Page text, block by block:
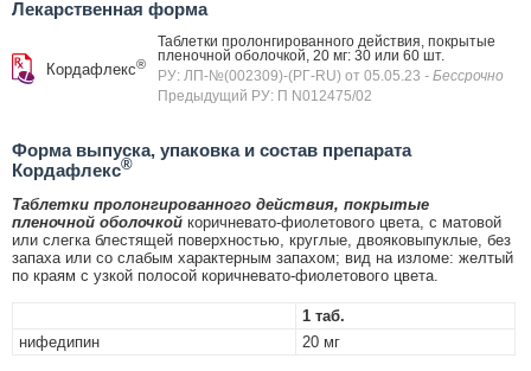
Лекарственная форма
Кордафлекс®
Таблетки пролонгированного действия, покрытые
пленочной оболочкой, 20 мг: 30 или 60 шт.
РУ: ЛП-№(002309)-(РГ-RU) от 05.05.23 - Бессрочно
Предыдущий РУ: П N012475/02
Форма выпуска, упаковка и состав препарата
Кордафлекс®
Таблетки пролонгированного действия, покрытые
пленочной оболочкой коричневато-фиолетового цвета, с матовой
или слегка блестящей поверхностью, круглые, двояковыпуклые, без
запаха или со слабым характерным запахом; вид на изломе: желтый
по краям с узкой полосой коричневато-фиолетового цвета.
1 таб.
нифедипин
20 мг